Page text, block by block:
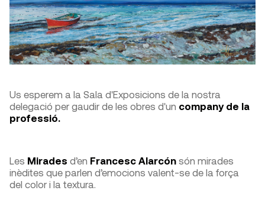
Us esperem a la Sala d'Exposicions de la nostra
delegació per gaudir de les obres d'un company de la
professió.
Les Mirades d’en Francesc Alarcón són mirades
inèdites que parlen d’emocions valent-se de la força
del color i la textura.